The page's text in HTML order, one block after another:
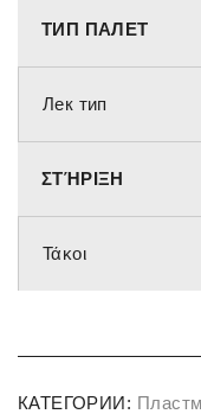
ТИП ПАЛЕТ
Лек тип
ΣΤΉΡΙΞΗ
Τάκοι
КАТЕГОРИИ: